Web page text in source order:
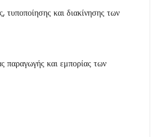
τυποποίησης και διακίνησης των
παραγωγής και εμπορίας των